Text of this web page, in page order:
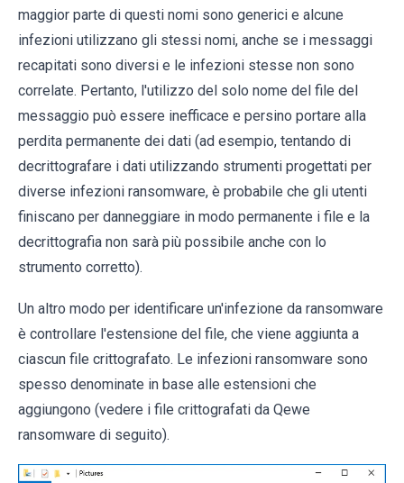
maggior parte di questi nomi sono generici e alcune
infezioni utilizzano gli stessi nomi, anche se i messaggi
recapitati sono diversi e le infezioni stesse non sono
correlate. Pertanto, l'utilizzo del solo nome del file del
messaggio può essere inefficace e persino portare alla
perdita permanente dei dati (ad esempio, tentando di
decrittografare i dati utilizzando strumenti progettati per
diverse infezioni ransomware, è probabile che gli utenti
finiscano per danneggiare in modo permanente i file e la
decrittografia non sarà più possibile anche con lo
strumento corretto).
Un altro modo per identificare un'infezione da ransomware
è controllare l'estensione del file, che viene aggiunta a
ciascun file crittografato. Le infezioni ransomware sono
spesso denominate in base alle estensioni che
aggiungono (vedere i file crittografati da Qewe
ransomware di seguito).